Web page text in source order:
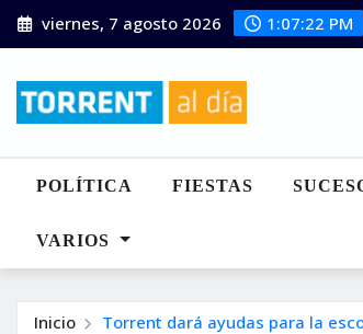
Saltar
al
viernes, 7 agosto 2026 1:07:23 PM
POLÍTICA FIESTAS
VARIOS
Inicio Torrent dará ayudas para la